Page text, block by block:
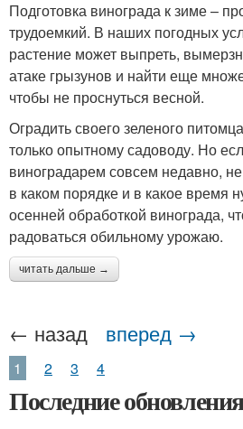
Подготовка винограда к зиме –
трудоемкий. В наших погодных
растение может выпреть,
атаке грызунов и найти еще
чтобы не проснуться весной.
Оградить своего зеленого
только опытному садоводу. Но
виноградарем совсем недавно,
в каком порядке и в какое время
осенней обработкой винограда,
радоваться обильному урожаю.
читать дальше →
← назад вперед →
1 2 3 4
Последние